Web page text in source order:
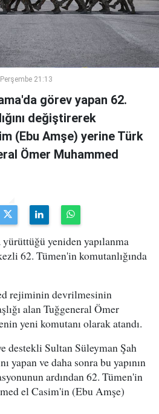
21:13
görev yapan 62.
değiştirerek
(Ebu Amşe) yerine Türk
Ömer Muhammed
yeniden yapılanma
62. Tümen'in komutanlığında
rejiminin devrilmesinin
alan Tuğgeneral Ömer
yeni komutanı olarak atandı.
destekli Sultan Süleyman Şah
yapan ve daha sonra bu yapının
ardından 62. Tümen'in
el Casim'in (Ebu Amşe)